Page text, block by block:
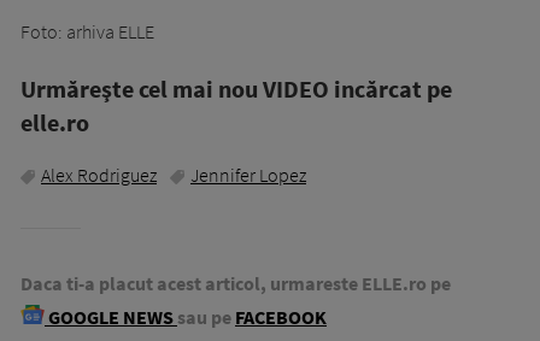
Foto: arhiva ELLE
Urmăreşte cel mai nou VIDEO incărcat pe
elle.ro
Alex Rodriguez Jennifer Lopez
Daca ti-a placut acest articol, urmareste ELLE.ro pe
GOOGLE NEWS sau pe FACEBOOK